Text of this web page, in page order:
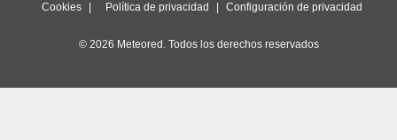
Cookies Política de privacidad Configuración de privacidad
© 2026 Meteored. Todos los derechos reservados